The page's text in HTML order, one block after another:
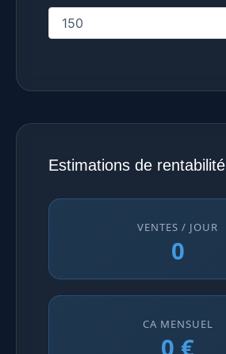
Estimations de rentabilité
VENTES / JOUR
0
CA MENSUEL